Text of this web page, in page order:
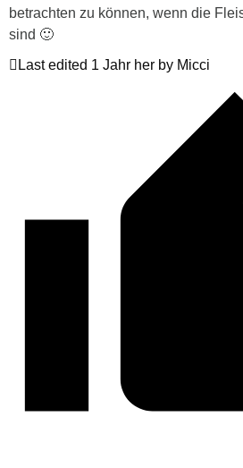
betrachten zu können, wenn die
sind 🙂
Last edited 1 Jahr her by Micci